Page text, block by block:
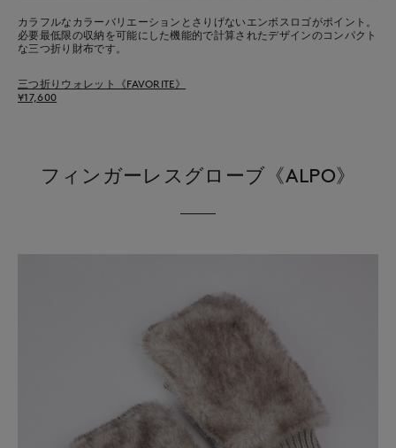
カラフルなカラーバリエーションとさりげないエンボスロゴがポイント。
必要最低限の収納を可能にした機能的で計算されたデザインのコンパクト
な三つ折り財布です。
三つ折りウォレット《FAVORITE》
¥17,600
フィンガーレスグローブ《ALPO》